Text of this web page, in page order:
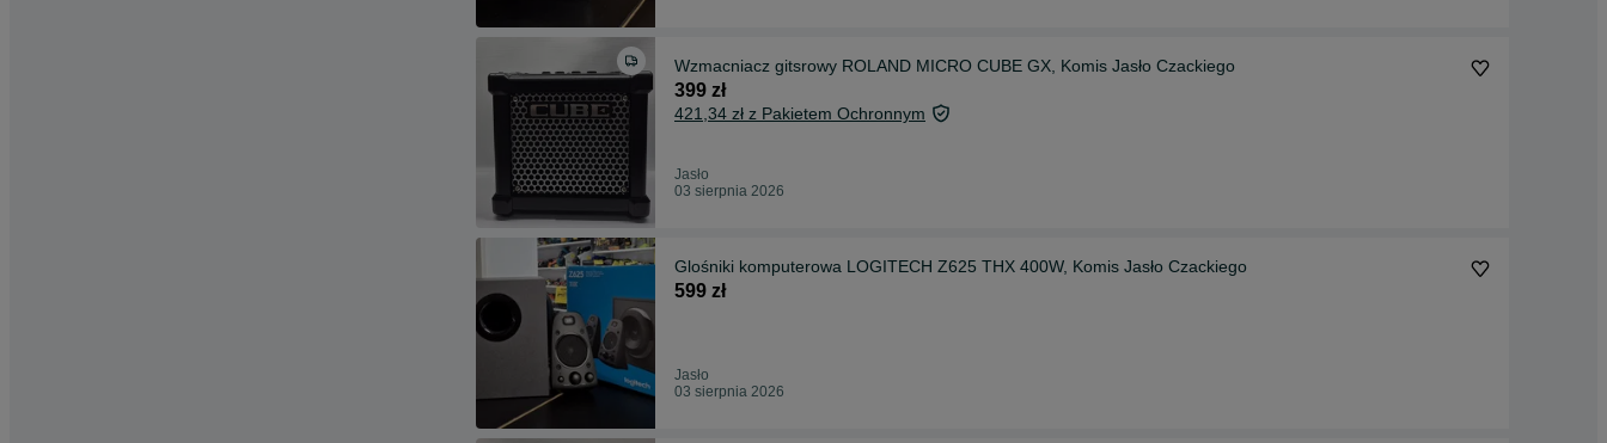
Wzmacniacz gitsrowy ROLAND MICRO CUBE GX, Komis Jasło Czackiego
399 zł
421,34 zł z Pakietem Ochronnym
Jasło
03 sierpnia 2026
Glośniki komputerowa LOGITECH Z625 THX 400W, Komis Jasło Czackiego
599 zł
Jasło
03 sierpnia 2026